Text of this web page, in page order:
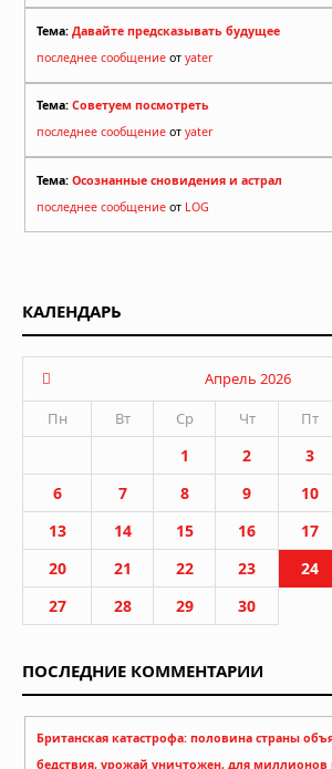
Тема: Давайте предсказывать будущее
последнее сообщение от yater
Тема: Советуем посмотреть
последнее сообщение от yater
Тема: Осознанные сновидения и астрал
последнее сообщение от LOG
КАЛЕНДАРЬ
Апрель 2026
Пн
Вт Ср Чт Пт
1 2 3
6
7 8 9 10
13
14 15 16 17
20
21 22 23 24
27
28 29 30
ПОСЛЕДНИЕ КОММЕНТАРИИ
Британская катастрофа: половина страны
бедствия, урожай уничтожен, для миллионов